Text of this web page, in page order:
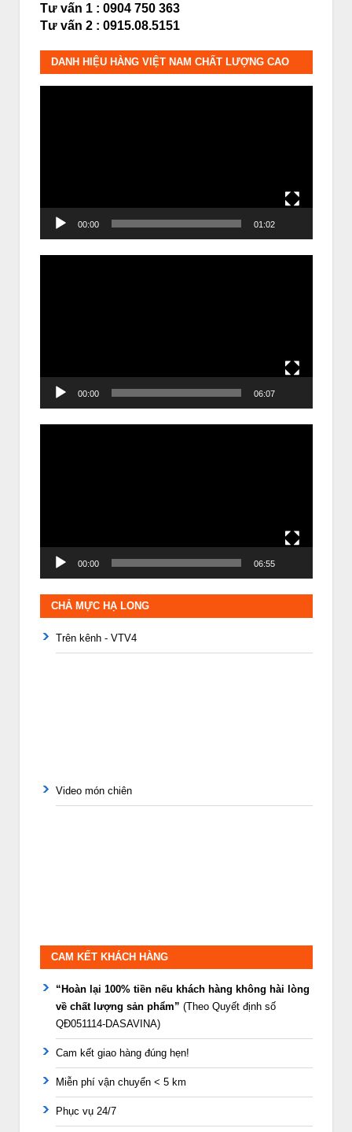
Tư vấn 1 : 0904 750 363
Tư vấn 2 : 0915.08.5151
DANH HIỆU HÀNG VIỆT NAM CHẤT LƯỢNG CAO
00:00 01:02
00:00 06:07
00:00 06:55
CHẢ MỰC HẠ LONG
Trên kênh - VTV4
Video món chiên
CAM KẾT KHÁCH HÀNG
“Hoàn lại 100% tiền nếu khách hàng không hài lòng
về chất lượng sản phẩm” (Theo Quyết định số
QĐ051114-DASAVINA)
Cam kết giao hàng đúng hẹn!
Miễn phí vận chuyển < 5 km
Phục vụ 24/7